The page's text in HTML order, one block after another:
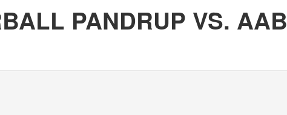
PANDRUP VS. AAB